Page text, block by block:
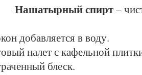
Нашатырный спирт–
добавляется в воду.
налет с кафельной
блеск.